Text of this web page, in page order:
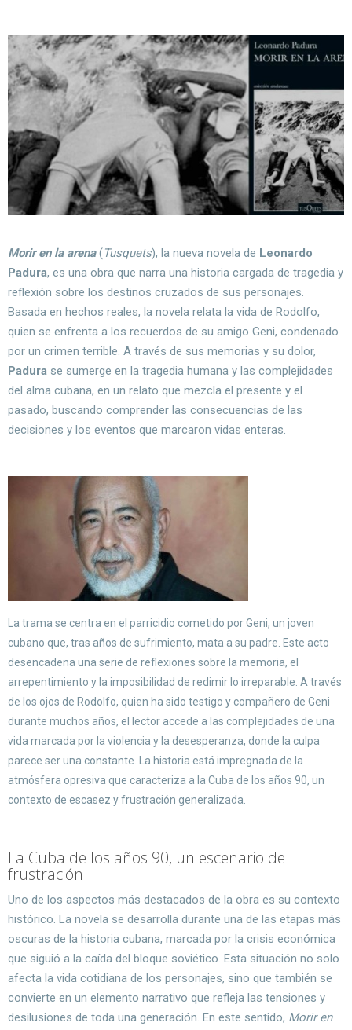
Morir en la arena(Tusquets), la nueva novela de Leonardo
Padura, es una obra que narra una historia cargada de tragedia y
reflexión sobre los destinos cruzados de sus personajes.
Basada en hechos reales, la novela relata la vida de Rodolfo,
quien se enfrenta a los recuerdos de su amigo Geni, condenado
por un crimen terrible. A través de sus memorias y su dolor,
Padura se sumerge en la tragedia humana y las complejidades
del alma cubana, en un relato que mezcla el presente y el
pasado, buscando comprender las consecuencias de las
decisiones y los eventos que marcaron vidas enteras.
La trama se centra en el parricidio cometido por Geni, un joven
cubano que, tras años de sufrimiento, mata a su padre. Este acto
desencadena una serie de reflexiones sobre la memoria, el
arrepentimiento y la imposibilidad de redimir lo irreparable. A través
de los ojos de Rodolfo, quien ha sido testigo y compañero de Geni
durante muchos años, el lector accede a las complejidades de una
vida marcada por la violencia y la desesperanza, donde la culpa
parece ser una constante. La historia está impregnada de la
atmósfera opresiva que caracteriza a la Cuba de los años 90, un
contexto de escasez y frustración generalizada.
La Cuba de los años 90, un escenario de
frustración
Uno de los aspectos más destacados de la obra es su contexto
histórico. La novela se desarrolla durante una de las etapas más
oscuras de la historia cubana, marcada por la crisis económica
que siguió a la caída del bloque soviético. Esta situación no solo
afecta la vida cotidiana de los personajes, sino que también se
convierte en un elemento narrativo que refleja las tensiones y
desilusiones de toda una generación. En este sentido, Morir en